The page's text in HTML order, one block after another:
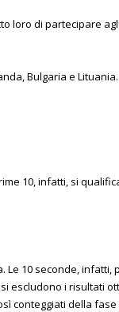
loro di partecipare
Bulgaria e
10, infatti, si
10 seconde,
escludono i risultati
conteggiati della